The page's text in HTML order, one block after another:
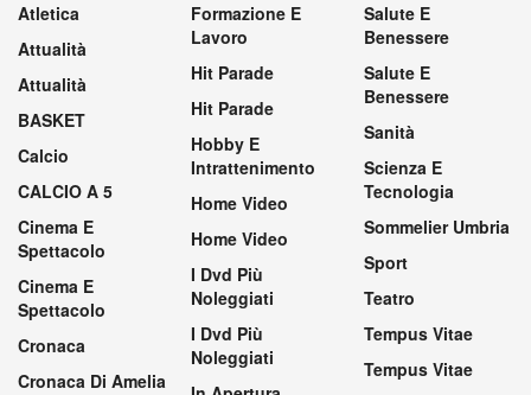
Atletica
Attualità
Attualità
BASKET
Calcio
CALCIO A 5
Cinema E
Spettacolo
Cinema E
Spettacolo
Cronaca
Cronaca Di Amelia
Formazione E
Lavoro
Hit Parade
Hit Parade
Hobby E
Intrattenimento
Home Video
Home Video
I Dvd Più
Noleggiati
I Dvd Più
Noleggiati
Salute E
Benessere
Salute E
Benessere
Sanità
Scienza E
Tecnologia
Sommelier Umbria
Sport
Teatro
Tempus Vitae
Tempus Vitae